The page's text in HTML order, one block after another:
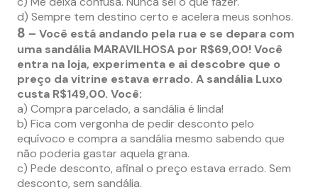
d) Sempre tem destino certo e acelera meus sonhos.
8 – Você está andando pela rua e se depara com
uma sandália MARAVILHOSA por R$69,00! Você
entra na loja, experimenta e ai descobre que o
preço da vitrine estava errado. A sandália Luxo
custa R$149,00. Você:
a) Compra parcelado, a sandália é linda!
b) Fica com vergonha de pedir desconto pelo
equívoco e compra a sandália mesmo sabendo que
não poderia gastar aquela grana.
c) Pede desconto, afinal o preço estava errado. Sem
desconto, sem sandália.